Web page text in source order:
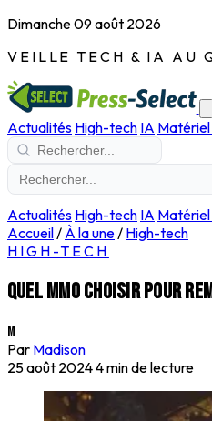
Dimanche 09 août 2026
VEILLE TECH & IA AU
Actualités High-tech IA Matériel
Actualités High-tech IA Matériel
Accueil/ À la une/ High-tech
HIGH-TECH
Quel MMO choisir pour
M
Par Madison
25 août 20244 min de lecture